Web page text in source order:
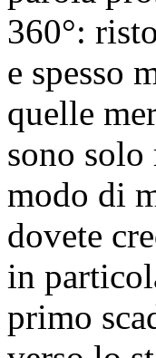
360°:
e spesso
quelle
sono
modo di
dovete
in
primo